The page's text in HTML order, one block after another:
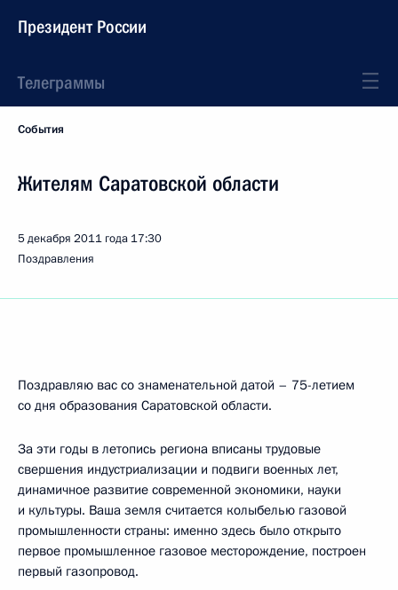
Президент России
Телеграммы
События
Жителям Саратовской области
5 декабря 2011 года 17:30
Поздравления
Поздравляю вас со знаменательной датой – 75-летием
со дня образования Саратовской области.
За эти годы в летопись региона вписаны трудовые
свершения индустриализации и подвиги военных лет,
динамичное развитие современной экономики, науки
и культуры. Ваша земля считается колыбелью газовой
промышленности страны: именно здесь было открыто
первое промышленное газовое месторождение, построен
первый газопровод.